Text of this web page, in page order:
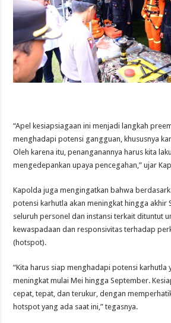
“Apel kesiapsiagaan ini menjadi langkah
menghadapi potensi gangguan, khususnya
Oleh karena itu, penanganannya harus kita
mengedepankan upaya pencegahan,” ujar
Kapolda juga mengingatkan bahwa
potensi karhutla akan meningkat hingga akhir
seluruh personel dan instansi terkait dituntut
kewaspadaan dan responsivitas terhadap
(hotspot).
“Kita harus siap menghadapi potensi karhutla
meningkat mulai Mei hingga September.
cepat, tepat, dan terukur, dengan
hotspot yang ada saat ini,” tegasnya.